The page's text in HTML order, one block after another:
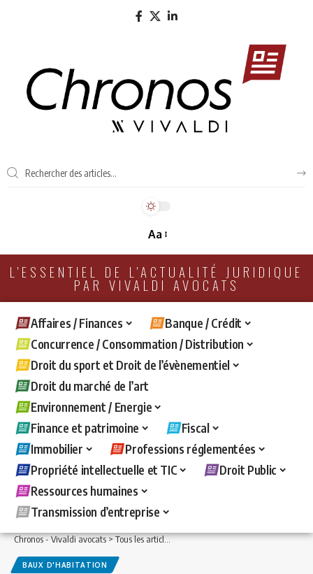
Aa
L'ESSENTIEL DE L'ACTUALITÉ JURIDIQUE
PAR VIVALDI AVOCATS
Affaires / Finances
Banque / Crédit
Concurrence / Consommation / Distribution
Droit du sport et Droit de l’évènementiel
Droit du marché de l’art
Environnement / Energie
Finance et patrimoine
Fiscal
Immobilier
Professions réglementées
Propriété intellectuelle et TIC
Droit Public
Ressources humaines
Transmission d’entreprise
Chronos - Vivaldi avocats>Tous les articles >Immobilier>Baux d'habitation>
BAUX D'HABITATION